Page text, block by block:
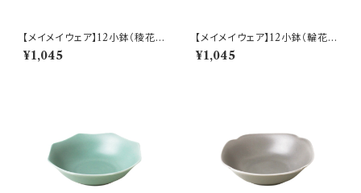
【メイメイウェア】12小鉢（稜花
青白) O-M45202
¥1,045
【メイメイウェア】12小鉢（輪花
黒錆) O-M45303
¥1,045